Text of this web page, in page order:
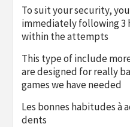
To suit your security,
immediately following 3
within the attempts
This type of include
are designed for really
games we have needed
Les bonnes habitudes à
dents